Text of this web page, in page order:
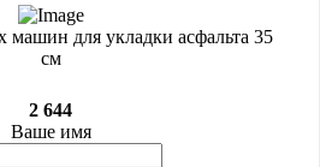
машин для укладки асфальта 35
см
2 644
Ваше имя